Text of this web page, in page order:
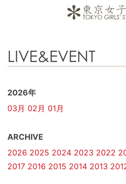
LIVE&EVENT
2026年
03月 02月 01月
ARCHIVE
2026 2025 2024 2023 2022
2017 2016 2015 2014 2013